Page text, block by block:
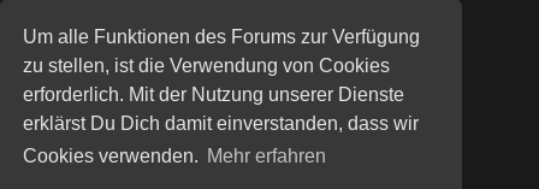
Um alle Funktionen des Forums zur Verfügung
zu stellen, ist die Verwendung von Cookies
erforderlich. Mit der Nutzung unserer Dienste
erklärst Du Dich damit einverstanden, dass wir
Cookies verwenden. Mehr erfahren